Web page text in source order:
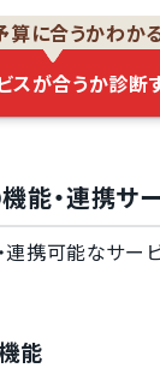
に合うかわかる
スが合うか診断
・連携サ
携可能なサー
能